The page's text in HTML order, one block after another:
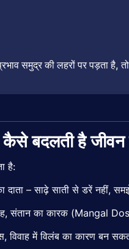
समुद्रकीलहरोंपरपड़ताहै,
कैसेबदलतीहैजीवन
है:
दाता –साढ़ेसातीसेडरेंनहीं,
संतानकाकारक (Mangal
विवाहमेंविलंबकाकारणबन